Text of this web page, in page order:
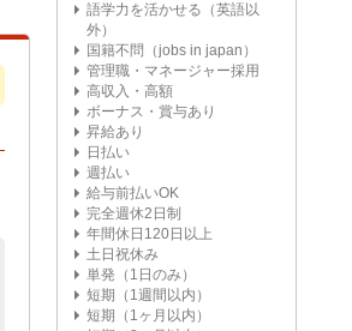
語学力を活かせる（英語以
外）
国籍不問（jobs in japan）
管理職・マネージャー採用
高収入・高額
ボーナス・賞与あり
昇給あり
日払い
週払い
給与前払いOK
完全週休2日制
年間休日120日以上
土日祝休み
単発（1日のみ）
短期（1週間以内）
短期（1ヶ月以内）